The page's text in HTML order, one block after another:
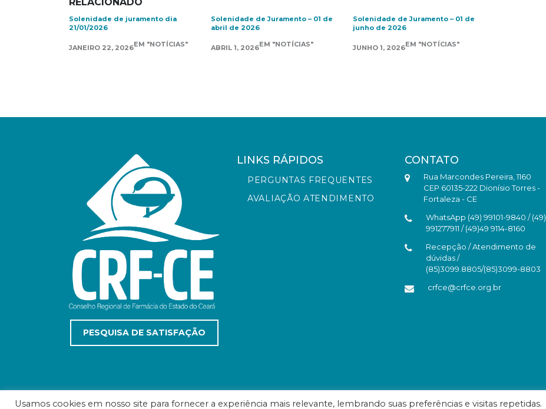
Solenidade de juramento dia
21/01/2026
JANEIRO 22, 2026EM "NOTÍCIAS"
Solenidade de Juramento – 01 de
abril de 2026
ABRIL 1, 2026EM "NOTÍCIAS"
Solenidade de Juramento – 01 de
junho de 2026
JUNHO 1, 2026EM "NOTÍCIAS"
PESQUISA DE SATISFAÇÃO
LINKS RÁPIDOS
PERGUNTAS FREQUENTES
AVALIAÇÃO ATENDIMENTO
CONTATO
Rua Marcondes Pereira, 1160
CEP 60135-222 Dionísio Torres -
Fortaleza - CE
WhatsApp (49) 99101-9840 / (49)
991277911 / (49)49 9114-8160
Recepção / Atendimento de
dúvidas /
(85)3099.8805/(85)3099-8803
crfce@crfce.org.br
Usamos cookies em nosso site para fornecer a experiência mais relevante, lembrando suas preferências e visitas repetidas.